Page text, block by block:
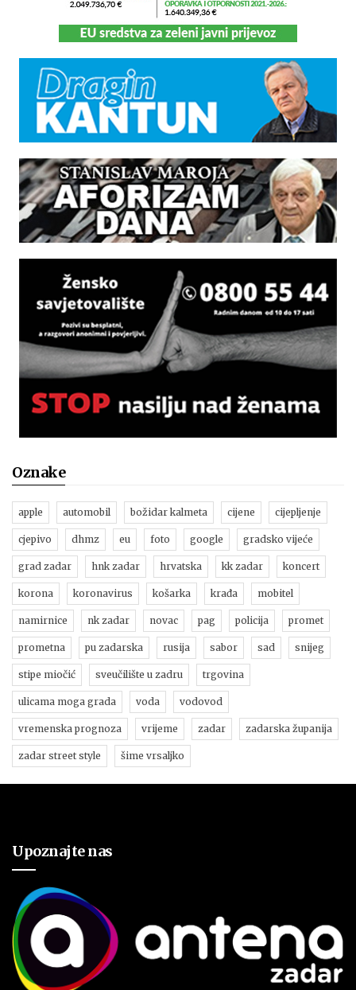
Oznake
apple automobil božidar kalmeta cijene cijepljenje
cjepivo dhmz eu foto google gradsko vijeće
grad zadar hnk zadar hrvatska kk zadar koncert
korona koronavirus košarka krađa mobitel
namirnice nk zadar novac pag policija promet
prometna pu zadarska rusija sabor sad snijeg
stipe miočić sveučilište u zadru trgovina
ulicama moga grada voda vodovod
vremenska prognoza vrijeme zadar zadarska županija
zadar street style šime vrsaljko
Upoznajte nas